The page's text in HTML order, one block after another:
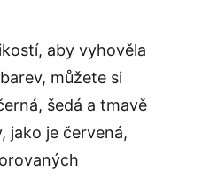
aby vyhověla
můžete si
šedá a tmavě
jako je červená,